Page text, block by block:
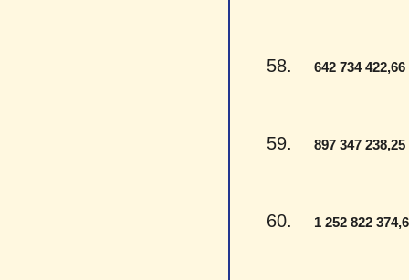
58. 642 734 422,66
59. 897 347 238,25
60. 1 252 822